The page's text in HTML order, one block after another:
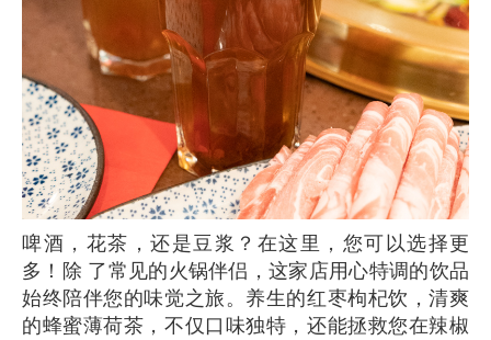
啤酒，花茶，还是豆浆？在这里，您可以选择更
多！除 了常见的火锅伴侣，这家店用心特调的饮品
始终陪伴您的味觉之旅。养生的红枣枸杞饮，清爽
的蜂蜜薄荷茶，不仅口味独特，还能拯救您在辣椒